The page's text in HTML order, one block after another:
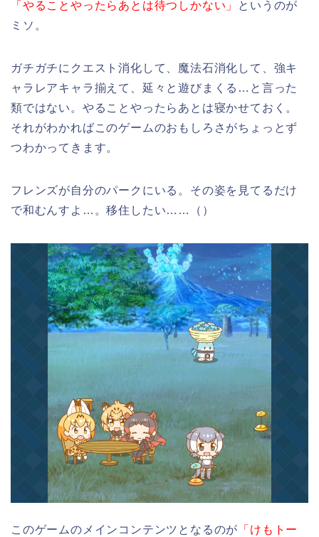
「やることやったらあとは待つしかない」
というのが
ミソ。
ガチガチにクエスト消化して、魔法石消化して、強キ
ャラレアキャラ揃えて、延々と遊びまくる…と言った
類ではない。やることやったらあとは寝かせておく。
それがわかればこのゲームのおもしろさがちょっとず
つわかってきます。
フレンズが自分のパークにいる。その姿を見てるだけ
で和むんすよ…。移住したい……（）
このゲームのメインコンテンツとなるのが 「けもトー